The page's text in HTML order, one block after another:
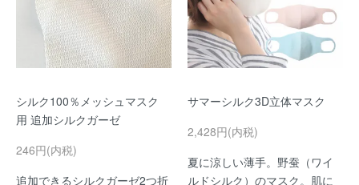
シルク100％メッシュマスク
用 追加シルクガーゼ
246円(内税)
追加できるシルクガーゼ2つ折
サマーシルク3D立体マスク
2,428円(内税)
夏に涼しい薄手。野蚕（ワイ
ルドシルク）のマスク。肌に